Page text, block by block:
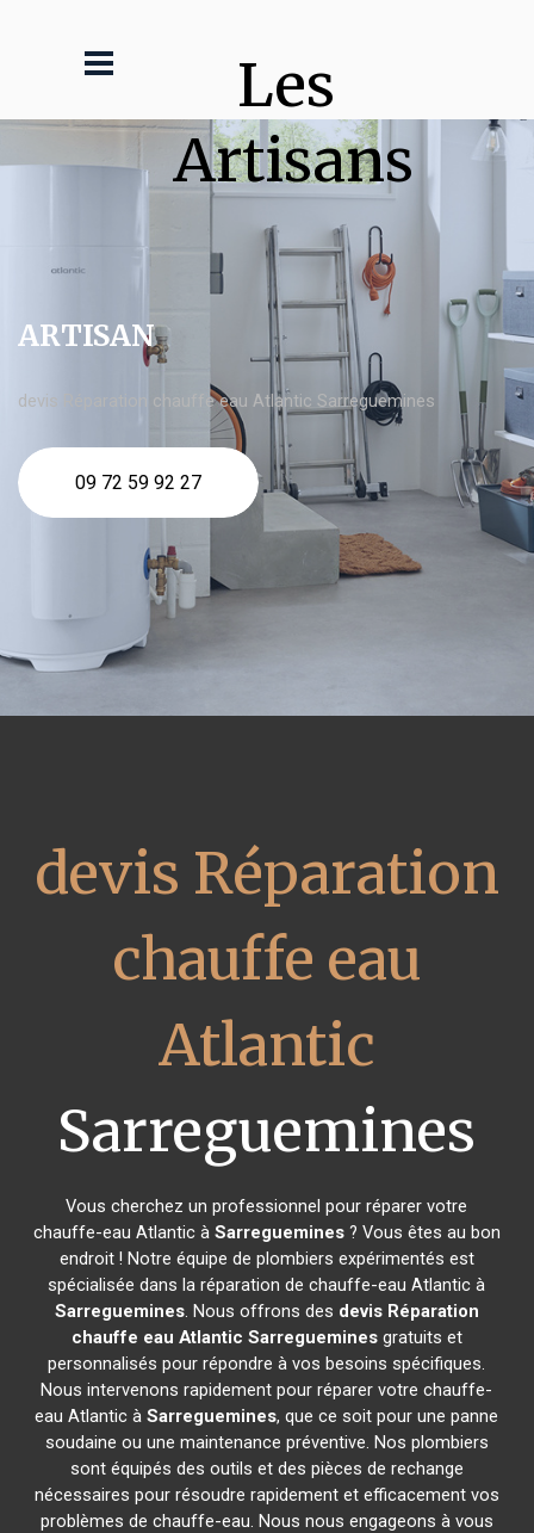
Les
Artisans
ARTISAN
devis Réparation chauffe eau Atlantic Sarreguemines
09 72 59 92 27
devis Réparation
chauffe eau
Atlantic
Sarreguemines
Vous cherchez un professionnel pour réparer votre
chauffe-eau Atlantic à Sarreguemines? Vous êtes au bon
endroit ! Notre équipe de plombiers expérimentés est
spécialisée dans la réparation de chauffe-eau Atlantic à
Sarreguemines. Nous offrons des devis Réparation
chauffe eau Atlantic Sarregueminesgratuits et
personnalisés pour répondre à vos besoins spécifiques.
Nous intervenons rapidement pour réparer votre chauffe-
eau Atlantic àSarreguemines, que ce soit pour une panne
soudaine ou une maintenance préventive. Nos plombiers
sont équipés des outils et des pièces de rechange
nécessaires pour résoudre rapidement et efficacement vos
problèmes de chauffe-eau. Nous nous engageons à vous